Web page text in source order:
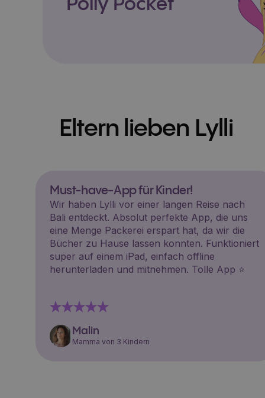
Polly Pocket
Eltern lieben Lylli
Must-have-App für Kinder!
Wir haben Lylli vor einer langen Reise nach
Bali entdeckt. Absolut perfekte App, die uns
eine Menge Packerei erspart hat, da wir die
Bücher zu Hause lassen konnten. Funktioniert
super auf einem iPad, einfach offline
herunterladen und mitnehmen. Tolle App ⭐️
Malin
Mamma von 3 Kindern